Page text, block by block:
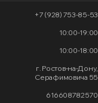
+7 (928) 753-85-53
10:00-19:00
10:00-18:00
г. Ростов-на-Дону,
Серафимовича 55
616608782570